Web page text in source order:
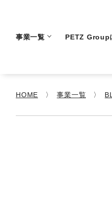
事業一覧 PETZ Group
HOME 事業一覧